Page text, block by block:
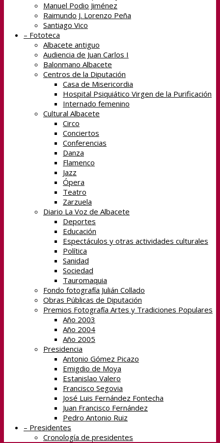
Manuel Podio Jiménez
Raimundo J. Lorenzo Peña
Santiago Vico
– Fototeca
Albacete antiguo
Audiencia de Juan Carlos I
Balonmano Albacete
Centros de la Diputación
Casa de Misericordia
Hospital Psiquiático Virgen de la Purificación
Internado femenino
Cultural Albacete
Circo
Conciertos
Conferencias
Danza
Flamenco
Jazz
Ópera
Teatro
Zarzuela
Diario La Voz de Albacete
Deportes
Educación
Espectáculos y otras actividades culturales
Política
Sanidad
Sociedad
Tauromaquia
Fondo fotografía Julián Collado
Obras Públicas de Diputación
Premios Fotografía Artes y Tradiciones Populares
Año 2003
Año 2004
Año 2005
Presidencia
Antonio Gómez Picazo
Emigdio de Moya
Estanislao Valero
Francisco Segovia
José Luis Fernández Fontecha
Juan Francisco Fernández
Pedro Antonio Ruiz
– Presidentes
Cronología de presidentes